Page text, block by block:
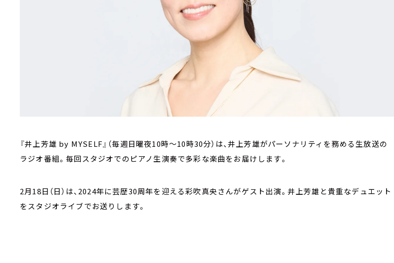
『井上芳雄 by MYSELF』（毎週日曜夜10時～10時30分）は、井上芳雄がパーソナリティを務める生放送の
ラジオ番組。毎回スタジオでのピアノ生演奏で多彩な楽曲をお届けします。
2月18日（日）は、2024年に芸歴30周年を迎える彩吹真央さんがゲスト出演。井上芳雄と貴重なデュエット
をスタジオライブでお送りします。